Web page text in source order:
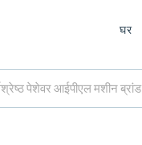
घर
पेशेवर आईपीएल मशीन ब्रांड